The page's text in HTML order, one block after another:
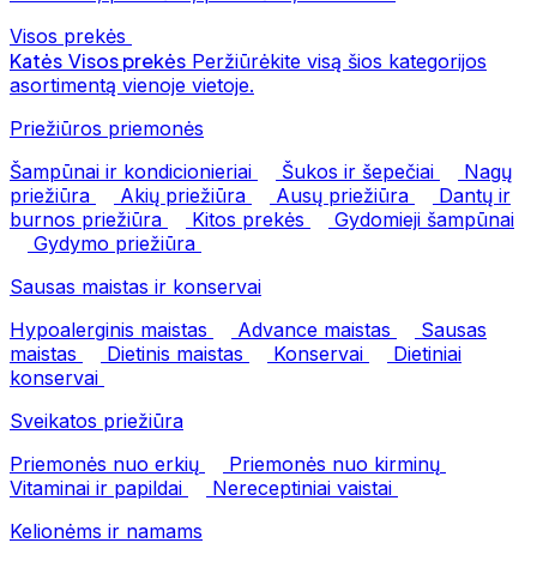
Visos prekės
Katės Visos prekės Peržiūrėkite visą šios kategorijos
asortimentą vienoje vietoje.
Priežiūros priemonės
Šampūnai ir kondicionieriai
Šukos ir šepečiai
Nagų
priežiūra
Akių priežiūra Ausų priežiūra
Dantų ir
burnos priežiūra
Kitos prekės
Gydomieji šampūnai
Gydymo priežiūra
Sausas maistas ir konservai
Hypoalerginis maistas
Advance maistas
Sausas
maistas
Dietinis maistas Konservai
Dietiniai
konservai
Sveikatos priežiūra
Priemonės nuo erkių
Priemonės nuo kirminų
Vitaminai ir papildai
Nereceptiniai vaistai
Kelionėms ir namams